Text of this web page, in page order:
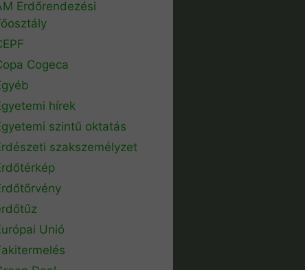
Erdőrendezési
Cogeca
hírek
szintű oktatás
szakszemélyzet
Unió